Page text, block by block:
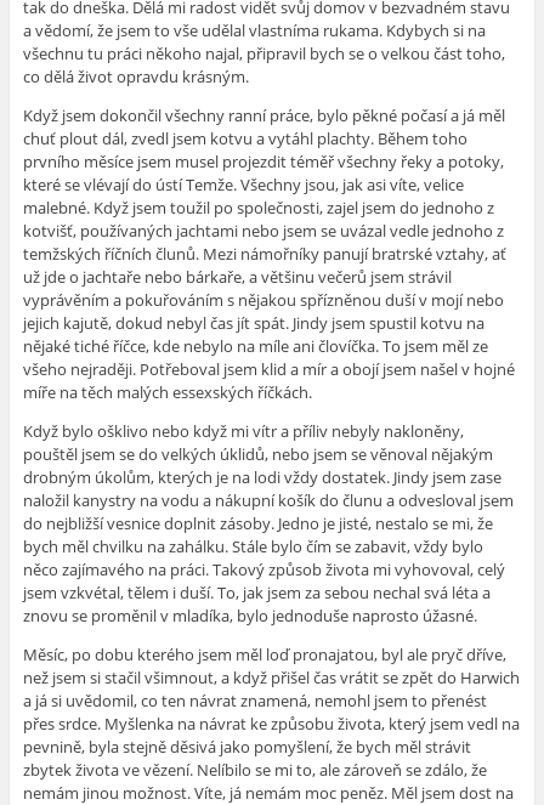
tak do dneška. Dělá mi radost vidět svůj domov v bezvadném stavu
a vědomí, že jsem to vše udělal vlastníma rukama. Kdybych si na
všechnu tu práci někoho najal, připravil bych se o velkou část toho,
co dělá život opravdu krásným.
Když jsem dokončil všechny ranní práce, bylo pěkné počasí a já měl
chuť plout dál, zvedl jsem kotvu a vytáhl plachty. Během toho
prvního měsíce jsem musel projezdit téměř všechny řeky a potoky,
které se vlévají do ústí Temže. Všechny jsou, jak asi víte, velice
malebné. Když jsem toužil po společnosti, zajel jsem do jednoho z
kotvišť, používaných jachtami nebo jsem se uvázal vedle jednoho z
temžských říčních člunů. Mezi námořníky panují bratrské vztahy, ať
už jde o jachtaře nebo bárkaře, a většinu večerů jsem strávil
vyprávěním a pokuřováním s nějakou spřízněnou duší v mojí nebo
jejich kajutě, dokud nebyl čas jít spát. Jindy jsem spustil kotvu na
nějaké tiché říčce, kde nebylo na míle ani človíčka. To jsem měl ze
všeho nejraději. Potřeboval jsem klid a mír a obojí jsem našel v hojné
míře na těch malých essexských říčkách.
Když bylo ošklivo nebo když mi vítr a příliv nebyly nakloněny,
pouštěl jsem se do velkých úklidů, nebo jsem se věnoval nějakým
drobným úkolům, kterých je na lodi vždy dostatek. Jindy jsem zase
naložil kanystry na vodu a nákupní košík do člunu a odvesloval jsem
do nejbližší vesnice doplnit zásoby. Jedno je jisté, nestalo se mi, že
bych měl chvilku na zahálku. Stále bylo čím se zabavit, vždy bylo
něco zajímavého na práci. Takový způsob života mi vyhovoval, celý
jsem vzkvétal, tělem i duší. To, jak jsem za sebou nechal svá léta a
znovu se proměnil v mladíka, bylo jednoduše naprosto úžasné.
Měsíc, po dobu kterého jsem měl loď pronajatou, byl ale pryč dříve,
než jsem si stačil všimnout, a když přišel čas vrátit se zpět do Harwich
a já si uvědomil, co ten návrat znamená, nemohl jsem to přenést
přes srdce. Myšlenka na návrat ke způsobu života, který jsem vedl na
pevnině, byla stejně děsivá jako pomyšlení, že bych měl strávit
zbytek života ve vězení. Nelíbilo se mi to, ale zároveň se zdálo, že
nemám jinou možnost. Víte, já nemám moc peněz. Měl jsem dost na